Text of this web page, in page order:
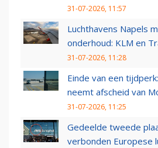
31-07-2026, 11:57
Luchthavens Napels
onderhoud: KLM en
31-07-2026, 11:28
Einde van een
neemt afscheid van
31-07-2026, 11:25
Gedeelde tweede
verbonden Europese